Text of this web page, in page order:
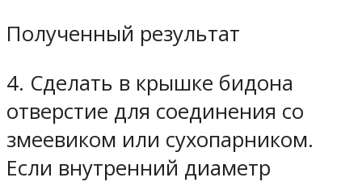
Полученный результат
4. Сделать в крышке бидона
отверстие для соединения со
змеевиком или сухопарником.
Если внутренний диаметр